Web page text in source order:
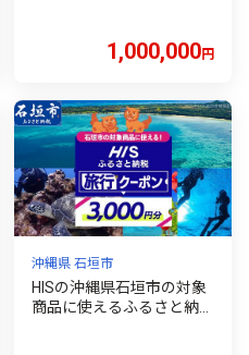
島 ツアー HIS クーポン 券
300000 】HS-61,000,000円
沖縄県 石垣市
HISの沖縄県石垣市の対象
商品に使えるふるさと納税